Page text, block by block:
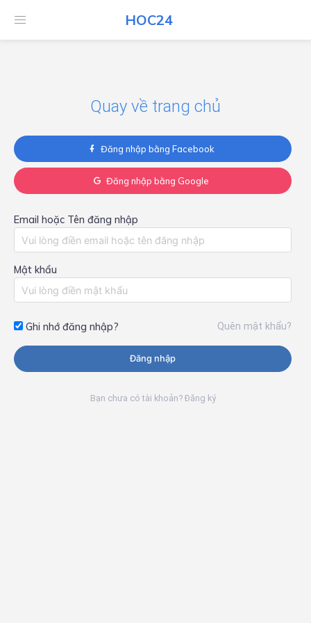
HOC24
HOC24
Quay về trang chủ
Đăng nhập bằng Facebook
Đăng nhập bằng Google
Email hoặc Tên đăng nhập
Mật khẩu
Ghi nhớ đăng nhập? Quên mật khẩu?
Đăng nhập
Bạn chưa có tài khoản? Đăng ký